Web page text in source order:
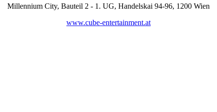
Millennium City, Bauteil 2 - 1. UG, Handelskai 94-96, 1200 Wien
www.cube-entertainment.at